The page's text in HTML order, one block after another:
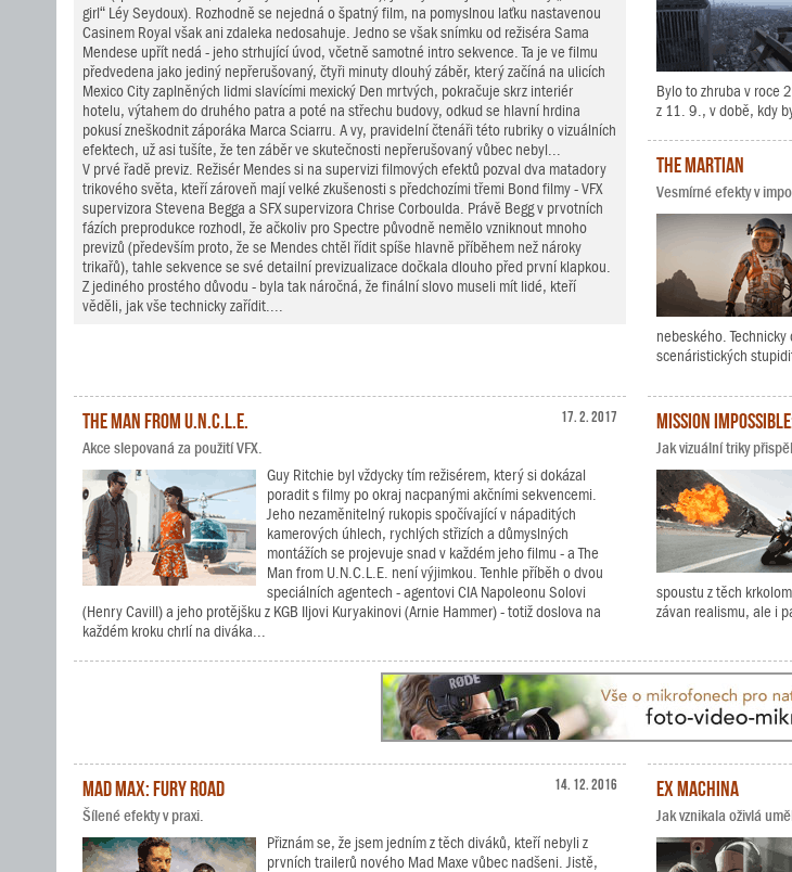
girl“ Léy Seydoux). Rozhodně se nejedná o špatný film, na pomyslnou laťku nastavenou
Casinem Royal však ani zdaleka nedosahuje. Jedno se však snímku od režiséra Sama
Mendese upřít nedá - jeho strhující úvod, včetně samotné intro sekvence. Ta je ve filmu
předvedena jako jediný nepřerušovaný, čtyři minuty dlouhý záběr, který začíná na ulicích
Mexico City zaplněných lidmi slavícími mexický Den mrtvých, pokračuje skrz interiér
hotelu, výtahem do druhého patra a poté na střechu budovy, odkud se hlavní hrdina
pokusí zneškodnit záporáka Marca Sciarru. A vy, pravidelní čtenáři této rubriky o vizuálních
efektech, už asi tušíte, že ten záběr ve skutečnosti nepřerušovaný vůbec nebyl...
V prvé řadě previz. Režisér Mendes si na supervizi filmových efektů pozval dva matadory
trikového světa, kteří zároveň mají velké zkušenosti s předchozími třemi Bond filmy - VFX
supervizora Stevena Begga a SFX supervizora Chrise Corboulda. Právě Begg v prvotních
fázích preprodukce rozhodl, že ačkoliv pro Spectre původně nemělo vzniknout mnoho
previzů (především proto, že se Mendes chtěl řídit spíše hlavně příběhem než nároky
trikařů), tahle sekvence se své detailní previzualizace dočkala dlouho před první klapkou.
Z jediného prostého důvodu - byla tak náročná, že finální slovo museli mít lidé, kteří
věděli, jak vše technicky zařídit....
Bylo to zhruba v roce
z 11. 9., v době, kdy
The Martian
Vesmírné efekty v
nebeského.
scenáristických
17. 2. 2017
The Man from U.N.C.L.E.
Akce slepovaná za použití VFX.
Guy Ritchie byl vždycky tím režisérem, který si dokázal
poradit s filmy po okraj nacpanými akčními sekvencemi.
Jeho nezaměnitelný rukopis spočívající v nápaditých
kamerových úhlech, rychlých střizích a důmyslných
montážích se projevuje snad v každém jeho filmu - a The
Man from U.N.C.L.E. není výjimkou. Tenhle příběh o dvou
speciálních agentech - agentovi CIA Napoleonu Solovi
(Henry Cavill) a jeho protějšku z KGB Iljovi Kuryakinovi (Arnie Hammer) - totiž doslova na
každém kroku chrlí na diváka...
Mission
Jak vizuální triky
spoustu z těch
závan realismu, ale i
14. 12. 2016
Mad Max: Fury Road
Šílené efekty v praxi.
Přiznám se, že jsem jedním z těch diváků, kteří nebyli z
prvních trailerů nového Mad Maxe vůbec nadšeni. Jistě,
Ex Machina
Jak vznikala oživlá